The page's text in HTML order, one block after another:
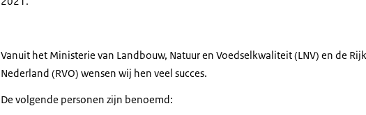
Vanuit het Ministerie van Landbouw, Natuur en Voedselkwaliteit (LNV) en de
Nederland (RVO) wensen wij hen veel succes.
De volgende personen zijn benoemd: